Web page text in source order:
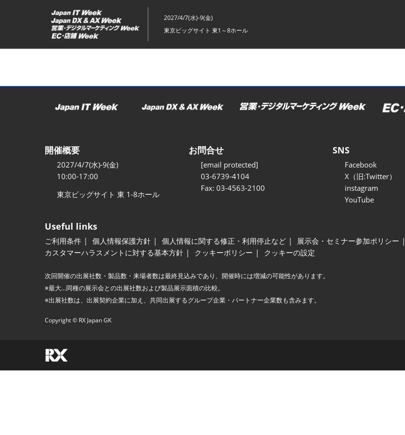
ッ
2027/4/7(水)-9(金)
東京ビッグサイト 東1～8ホール
開催概要
2027/4/7(水)-9(金)
10:00-17:00
東京ビッグサイト 東 1-8ホール
お問合せ
[email protected]
03-6739-4104
Fax: 03-4563-2100
SNS
Facebook
X（旧:Twitter）
instagram
YouTube
Useful links
ご利用条件 個人情報保護方針 個人情報に関する修正・利用停止など 展示会・セミナー参加ポリシー
カスタマーハラスメントに対する基本方針
クッキーポリシー クッキーの設定
次回開催の出展社数・製品数・来場者数は最終見込みであり、開催時には増減の可能性があります。
※最大…同種の展示会との出展社数および製品展示面積の比較。
※出展社数は、出展契約企業に加え、共同出展するグループ企業・パートナー企業数も含みます。
Copyright © RX Japan GK